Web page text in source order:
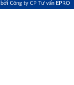
Công ty CP Tư vấn EPRO